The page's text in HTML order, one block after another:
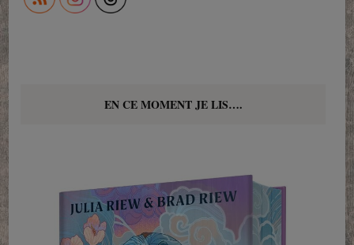
EN CE MOMENT JE LIS….